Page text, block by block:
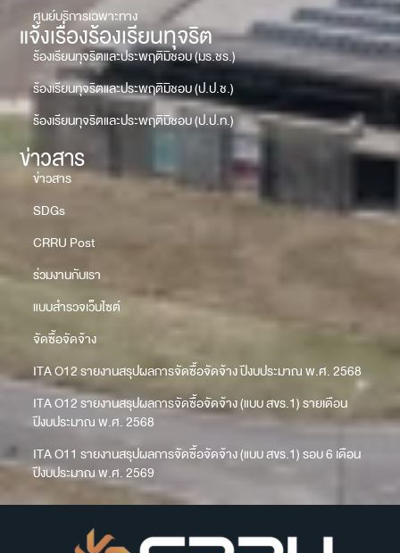
ศูนย์บริการเฉพาะทาง
แจ้งเรื่องร้องเรียนทุจริต
ร้องเรียนทุจริตและประพฤติมิชอบ (มร.ชร.)
ร้องเรียนทุจริตและประพฤติมิชอบ (ป.ป.ช.)
ร้องเรียนทุจริตและประพฤติมิชอบ (ป.ป.ท.)
ข่าวสาร
ข่าวสาร
SDGs
CRRU Post
ร่วมงานกับเรา
แบบสำรวจเว็บไซต์
จัดซื้อจัดจ้าง
ITA O12 รายงานสรุปผลการจัดซื้อจัดจ้าง ปีงบประมาณ พ.ศ. 2568
ITA O12 รายงานสรุปผลการจัดซื้อจัดจ้าง (แบบ สขร.1) รายเดือน
ปีงบประมาณ พ.ศ. 2568
ITA O11 รายงานสรุปผลการจัดซื้อจัดจ้าง (แบบ สขร.1) รอบ 6 เดือน
ปีงบประมาณ พ.ศ. 2569